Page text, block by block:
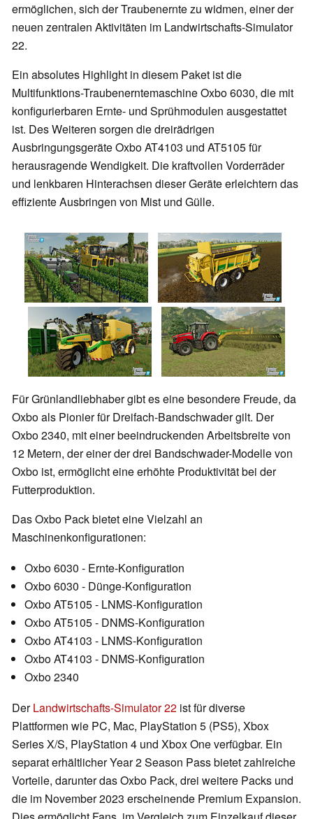
ermöglichen, sich der Traubenernte zu widmen, einer der
neuen zentralen Aktivitäten im Landwirtschafts-Simulator
22.
Ein absolutes Highlight in diesem Paket ist die
Multifunktions-Traubenerntemaschine Oxbo 6030, die mit
konfigurierbaren Ernte- und Sprühmodulen ausgestattet
ist. Des Weiteren sorgen die dreirädrigen
Ausbringungsgeräte Oxbo AT4103 und AT5105 für
herausragende Wendigkeit. Die kraftvollen Vorderräder
und lenkbaren Hinterachsen dieser Geräte erleichtern das
effiziente Ausbringen von Mist und Gülle.
Für Grünlandliebhaber gibt es eine besondere Freude, da
Oxbo als Pionier für Dreifach-Bandschwader gilt. Der
Oxbo 2340, mit einer beeindruckenden Arbeitsbreite von
12 Metern, der einer der drei Bandschwader-Modelle von
Oxbo ist, ermöglicht eine erhöhte Produktivität bei der
Futterproduktion.
Das Oxbo Pack bietet eine Vielzahl an
Maschinenkonfigurationen:
Oxbo 6030 - Ernte-Konfiguration
Oxbo 6030 - Dünge-Konfiguration
Oxbo AT5105 - LNMS-Konfiguration
Oxbo AT5105 - DNMS-Konfiguration
Oxbo AT4103 - LNMS-Konfiguration
Oxbo AT4103 - DNMS-Konfiguration
Oxbo 2340
DerLandwirtschafts-Simulator 22 ist für diverse
Plattformen wie PC, Mac, PlayStation 5 (PS5), Xbox
Series X/S, PlayStation 4 und Xbox One verfügbar. Ein
separat erhältlicher Year 2 Season Pass bietet zahlreiche
Vorteile, darunter das Oxbo Pack, drei weitere Packs und
die im November 2023 erscheinende Premium Expansion.